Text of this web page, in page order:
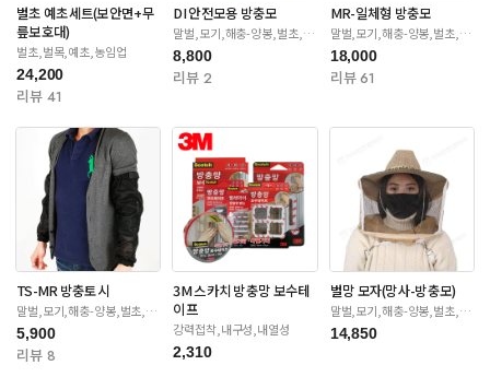
벌초 예초세트(보안면+무
릎보호대)
벌초,벌목,예초,농임업
24,200
리뷰 41
DI 안전모용 방충모
말벌,모기,해충-양봉,벌초,제
초
8,800
리뷰 2
MR-일체형 방충모
말벌,모기,해충-양봉,벌초,제
초
18,000
리뷰 61
TS-MR 방충토시
말벌,모기,해충-양봉,벌초,제
초
5,900
리뷰 8
3M 스카치 방충망 보수테
이프
강력접착,내구성,내열성
2,310
벌망 모자(망사-방충모)
말벌,모기,해충-양봉,벌초,제
초
14,850